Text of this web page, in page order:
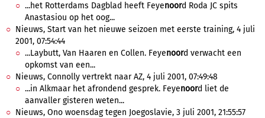
...het Rotterdams Dagblad heeft Feyenoord Roda JC spits
Anastasiou op het oog...
Nieuws, Start van het nieuwe seizoen met eerste training, 4 juli
2001, 07:54:44
...Laybutt, Van Haaren en Collen. Feyenoord verwacht een
opkomst van een...
Nieuws, Connolly vertrekt naar AZ, 4 juli 2001, 07:49:48
...in Alkmaar het afrondend gesprek. Feyenoord liet de
aanvaller gisteren weten...
Nieuws, Ono woensdag tegen Joegoslavie, 3 juli 2001, 21:55:57